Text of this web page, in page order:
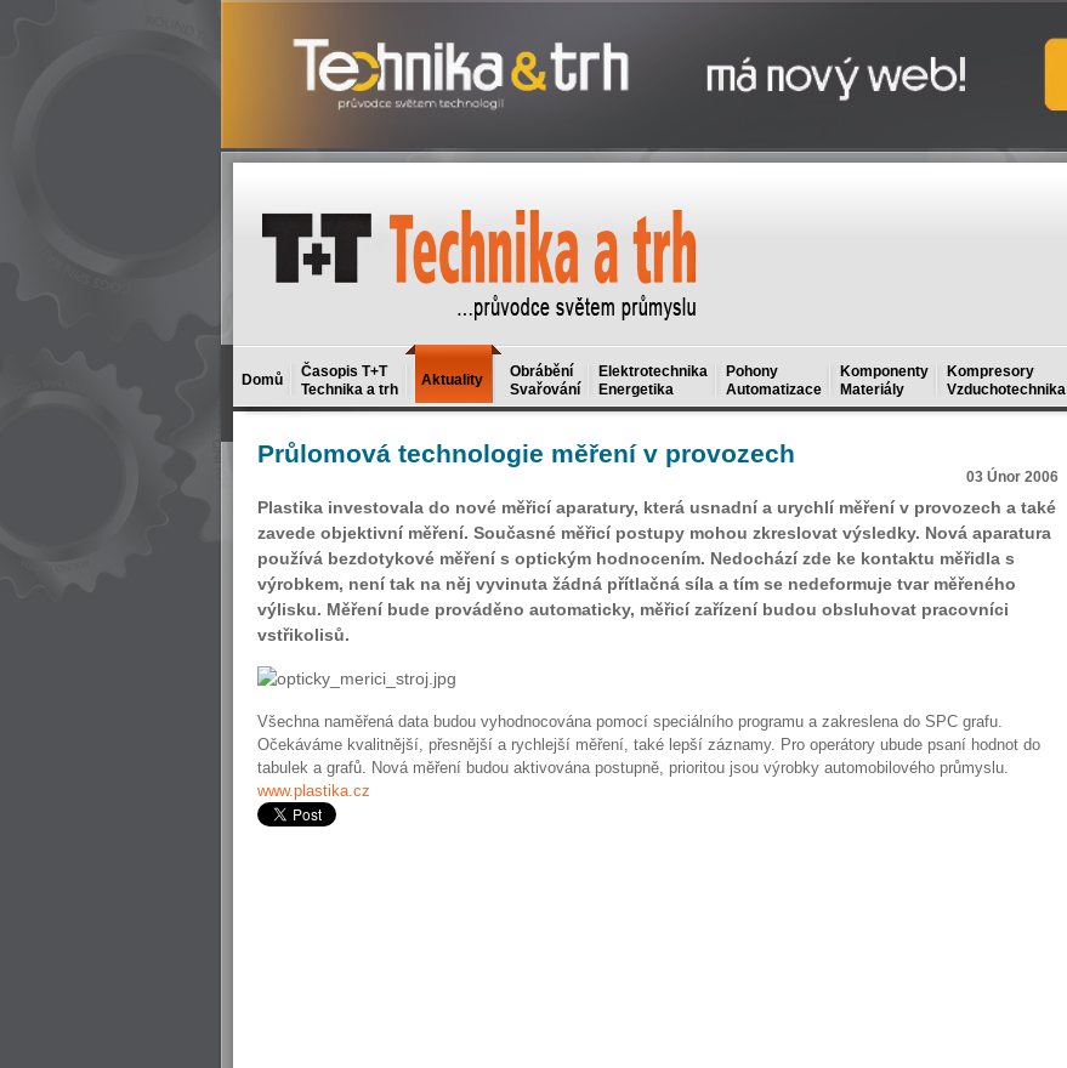
Domů
Časopis T+T
Technika a trh
Aktuality
Obrábění
Svařování
Elektrotechnika
Energetika
Pohony
Automatizace
Komponenty
Materiály
Kompresory
Vzduchotechnika
Průlomová technologie měření v provozech
03 Únor 2006
Plastika investovala do nové měřicí aparatury, která usnadní a urychlí měření v provozech a také
zavede objektivní měření. Současné měřicí postupy mohou zkreslovat výsledky. Nová aparatura
používá bezdotykové měření s optickým hodnocením. Nedochází zde ke kontaktu měřidla s
výrobkem, není tak na něj vyvinuta žádná přítlačná síla a tím se nedeformuje tvar měřeného
výlisku. Měření bude prováděno automaticky, měřicí zařízení budou obsluhovat pracovníci
vstřikolisů.
Všechna naměřená data budou vyhodnocována pomocí speciálního programu a zakreslena do SPC grafu.
Očekáváme kvalitnější, přesnější a rychlejší měření, také lepší záznamy. Pro operátory ubude psaní hodnot do
tabulek a grafů. Nová měření budou aktivována postupně, prioritou jsou výrobky automobilového průmyslu.
www.plastika.cz